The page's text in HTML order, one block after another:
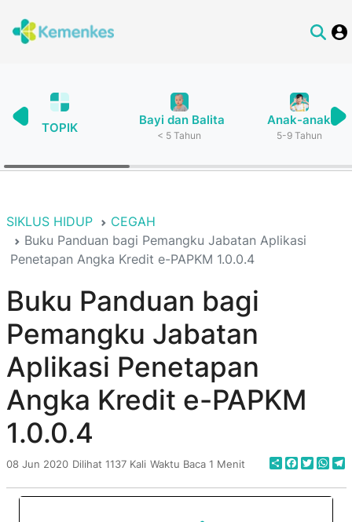
TOPIK
Bayi dan Balita
< 5 Tahun
Anak-anak
5-9 Tahun
SIKLUS HIDUP
CEGAH
Buku Panduan bagi Pemangku Jabatan Aplikasi
Penetapan Angka Kredit e-PAPKM 1.0.0.4
Buku Panduan bagi
Pemangku Jabatan
Aplikasi Penetapan
Angka Kredit e-PAPKM
1.0.0.4
08 Jun 2020 Dilihat 1137 Kali Waktu Baca 1 Menit Share